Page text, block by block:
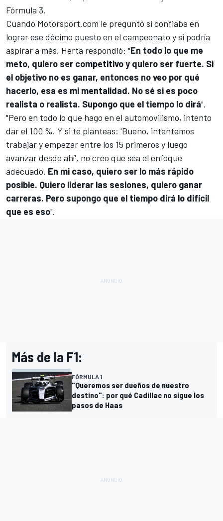
Fórmula 3.
Cuando Motorsport.com le preguntó si confiaba en
lograr ese décimo puesto en el campeonato y si podría
aspirar a más, Herta respondió: "En todo lo que me
meto, quiero ser competitivo y quiero ser fuerte. Si
el objetivo no es ganar, entonces no veo por qué
hacerlo, esa es mi mentalidad. No sé si es poco
realista o realista. Supongo que el tiempo lo dirá".
"Pero en todo lo que hago en el automovilismo, intento
dar el 100 %. Y si te planteas: 'Bueno, intentemos
trabajar y empezar entre los 15 primeros y luego
avanzar desde ahí', no creo que sea el enfoque
adecuado. En mi caso, quiero ser lo más rápido
posible. Quiero liderar las sesiones, quiero ganar
carreras. Pero supongo que el tiempo dirá lo difícil
que es eso".
Más de la F1:
FÓRMULA 1
"Queremos ser dueños de nuestro
destino": por qué Cadillac no sigue los
pasos de Haas